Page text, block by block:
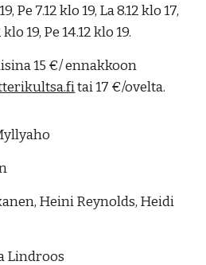
Pe 7.12 klo 19, La 8.12 klo 17,
klo 19, Pe 14.12 klo 19.
15 €/ ennakkoon
tai 17 €/ovelta.
Heini Reynolds, Heidi
Lindroos